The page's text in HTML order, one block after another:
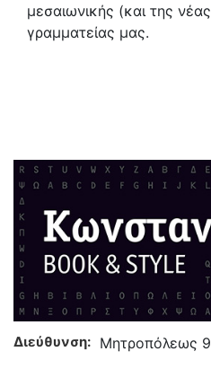
μεσαιωνικής (και της
γραμματείας μας.
Διεύθυνση: Μητροπόλεως